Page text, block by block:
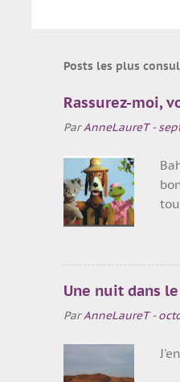
e
n
c
m
e
n
t
a
Posts les plus
Rassurez-moi,
ParAnneLaureT -
Une nuit dans
ParAnneLaureT -